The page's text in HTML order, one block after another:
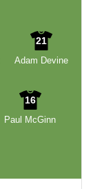
21
Adam Devine
16
Paul McGinn